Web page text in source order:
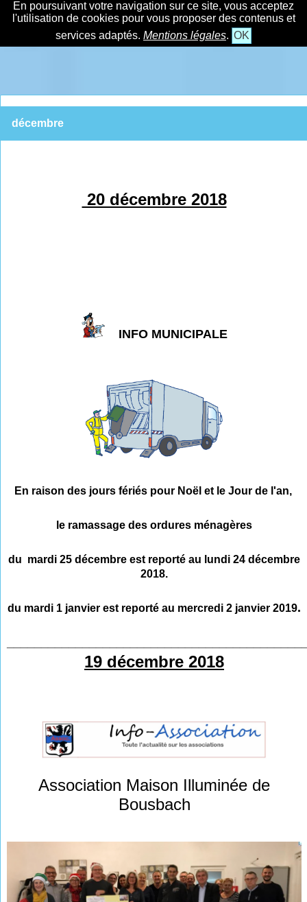
En poursuivant votre navigation sur ce site, vous acceptez
l'utilisation de cookies pour vous proposer des contenus et
services adaptés. Mentions légales. OK
décembre
20 décembre 2018
INFO MUNICIPALE
En raison des jours fériés pour Noël et le Jour de l'an,
e ramassage des ordures ménagères
du mardi 25 décembre est reporté au lundi 24 décembre
2018.
du mardi 1 janvier est reporté au mercredi 2 janvier 2019.
19 décembre 2018
Association Maison Illuminée de
Bousbach